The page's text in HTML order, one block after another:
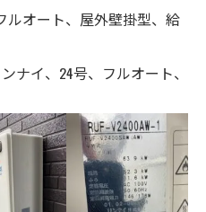
ルオート、屋外壁掛型、給
ナイ、24号、フルオート、